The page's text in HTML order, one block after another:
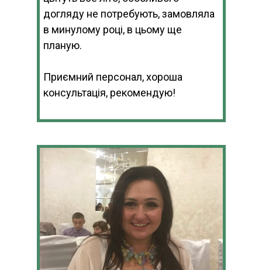
догляду не потребують, замовляла
в минулому році, в цьому ще
планую.
Приємний персонал, хороша
консультація, рекомендую!